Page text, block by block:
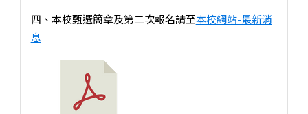
四、本校甄選簡章及第二次報名請至本校網站-最新消
息